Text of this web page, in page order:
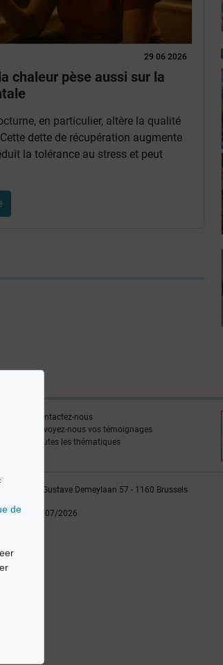
de
29 06 2026
chaleur pèse aussi sur la
en particulier, altère la qualité
dette de récupération augmente
la tolérance au stress et peut
Contactez-nous
Envoyez-nous vos témoignages
Toutes les thématiques
| Avenue Gustave Demeylaan 57 - 1160 Brussels
à jour: 22/07/2026